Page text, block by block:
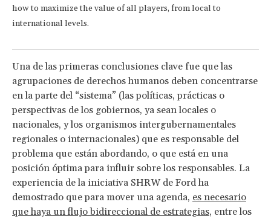
how to maximize the value of all players, from local to
international levels.
Una de las primeras conclusiones clave fue que las
agrupaciones de derechos humanos deben concentrarse
en la parte del “sistema” (las políticas, prácticas o
perspectivas de los gobiernos, ya sean locales o
nacionales, y los organismos intergubernamentales
regionales o internacionales) que es responsable del
problema que están abordando, o que está en una
posición óptima para influir sobre los responsables. La
experiencia de la iniciativa SHRW de Ford ha
demostrado que para mover una agenda, es necesario
que haya un flujo bidireccional de estrategias, entre los